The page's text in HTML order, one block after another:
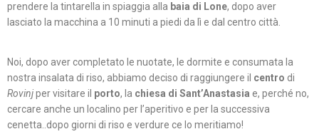
prendere la tintarella in spiaggia alla baia di Lone, dopo aver
lasciato la macchina a 10 minuti a piedi da lì e dal centro città.
Noi, dopo aver completato le nuotate, le dormite e consumata la
nostra insalata di riso, abbiamo deciso di raggiungere il centro di
Rovinjper visitare il porto, la chiesa di Sant’Anastasia e, perché no,
cercare anche un localino per l’aperitivo e per la successiva
cenetta..dopo giorni di riso e verdure ce lo meritiamo!